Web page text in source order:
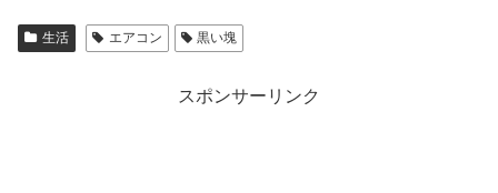
生活 エアコン 黒い塊
スポンサーリンク